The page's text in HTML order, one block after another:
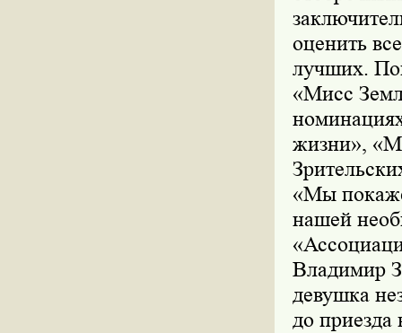
оценить
лучших.
«Мисс
жизни»,
«Мы
нашей
Владимир
девушка
до